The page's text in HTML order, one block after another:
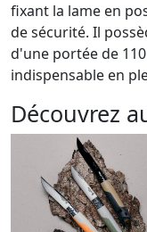
fixant la lame en
de sécurité. Il
d'une portée de
indispensable en
Découvrez